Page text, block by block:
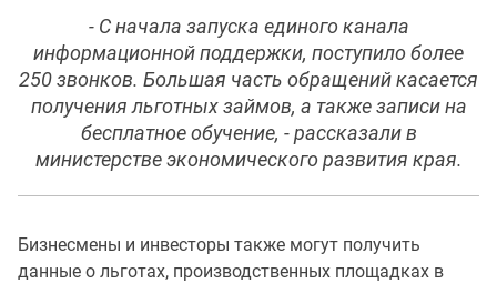
- С начала запуска единого канала
информационной поддержки, поступило более
250 звонков. Большая часть обращений касается
получения льготных займов, а также записи на
бесплатное обучение, - рассказали в
министерстве экономического развития края.
Бизнесмены и инвесторы также могут получить
данные о льготах, производственных площадках в